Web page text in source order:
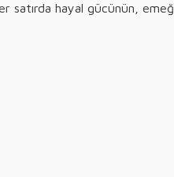
satırda hayal gücünün,